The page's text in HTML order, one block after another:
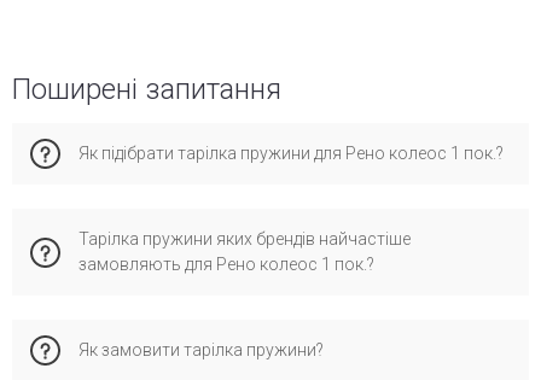
Поширені запитання
Як підібрати тарілка пружини для Рено колеос 1 пок.?
уточнити через VIN-код – це виключає помилки. Наші
фахівці безкоштовно перевіряють сумісність з VIN і
Тарілка пружини яких брендів найчастіше
замовляють для Рено колеос 1 пок.?
RENAULT - вони надійні, сертифіковані і офіційно сумісні з
Як замовити тарілка пружини?